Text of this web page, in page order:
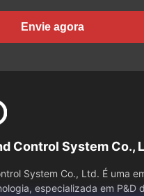
Envie agora
Control System Co.,
System Co., Ltd. É uma
especializada em P&D